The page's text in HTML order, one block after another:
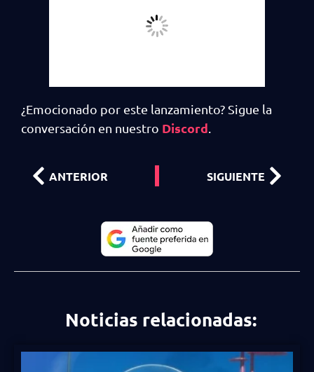
¿Emocionado por este lanzamiento? Sigue la
conversación en nuestro Discord.
ANTERIOR SIGUIENTE
Noticias relacionadas: